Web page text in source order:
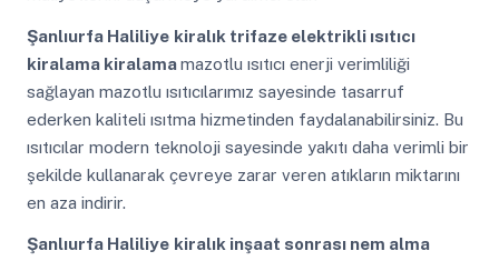
Şanlıurfa Haliliye kiralık trifaze elektrikli ısıtıcı
kiralama kiralamamazotlu ısıtıcı enerji verimliliği
sağlayan mazotlu ısıtıcılarımız sayesinde tasarruf
ederken kaliteli ısıtma hizmetinden faydalanabilirsiniz. Bu
ısıtıcılar modern teknoloji sayesinde yakıtı daha verimli bir
şekilde kullanarak çevreye zarar veren atıkların miktarını
en aza indirir.
Şanlıurfa Haliliye kiralık inşaat sonrası nem alma